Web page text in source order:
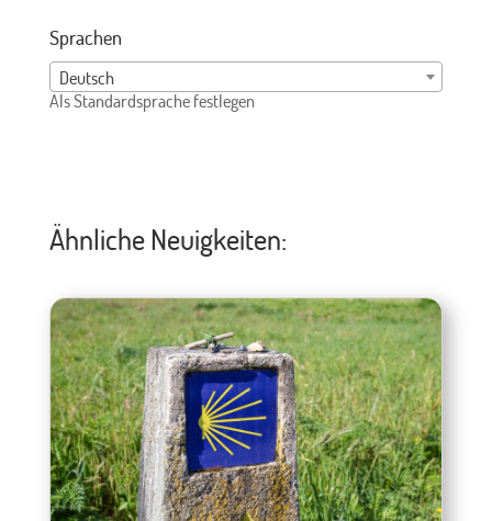
Sprachen
Deutsch
Als Standardsprache festlegen
Ähnliche Neuigkeiten: